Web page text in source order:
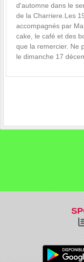
d'automne dans le
de la Charriere.Les
accompagnés par
cake, le café et des
que la remercier. Ne
le dimanche 17